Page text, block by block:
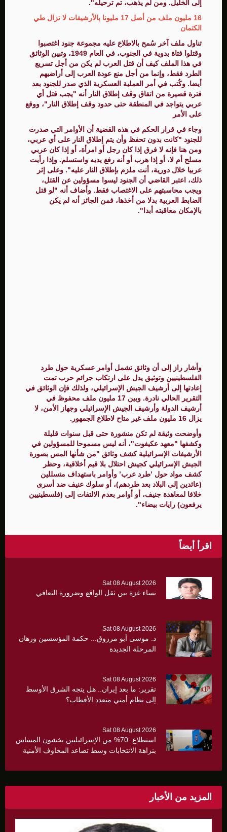
إلى الخليل. ومن لم يذهب، تم ترحيله".
16 مليون ملف من أصل 17 مليونا بالأرشيفات لا تزال طي
الكتمان
تناول ملف آخر سُمح بالاطلاع عليه مجموعة جنود اغتصبوا
وقتلوا فتاة بدوية في الجنوب، في العام 1949، وتبين الوثائق
في هذا الملف كيف أن قتل العرب لم يكن من أجل تسريع
الطرد فقط، وإنما من أجل منع عودة العرب إلى أراضيهم
أيضا. وكُتب في أمر العملية العسكرية الذي صدر للجنود بعد
فترة قصيرة من اتفاق وقف إطلاق النار أنه "يجب قتل أي
عربي يتواجد في المنطقة حتى حدود وقف إطلاق النار"، ووقع
على الأمر
وجاء في قرار الحكم في هذه القضية أن الأوامر التي صدرت
للجنود "كانت بدون تحفظ وأن يتم إطلاق النار على أي عربي،
ومن هنا فإنه لا فرق إذا كان رجل أو امرأة، أو إذا كان عربي
مسلح أم لا، أو إذا هرب أو أنه رفع يديه واستسلم. وإذا رأيت
عربيا خلال دورية، أنت ملزم بإطلاق النار عليه". وعلى إثر
ذلك، اعتبر القاضي أن الجنود ليسوا مسؤولين عن القتل،
ويجب محاسبتهم على الاغتصاب فقط. وأضاف أنه "لو قتل
الضابط العربية بدلا من أخذها، فمن الجائز أنه لم يكن
بالإمكان معاقبته أبدا".
وأشار راز إلى أن وثائق تشمل أوامر عسكرية حول طرد
الفلسطينيين وتوثيق يدل على ارتكاب جرائم حرب تمت
إعادتها إلى أرشيف الجيش الإسرائيلي، ولذلك فإن الوثائق في
التقرير الحالي نادرة. وبين 17 مليون ملف محفوظ في
أرشيف الدولة وأرشيف الجيش الإسرائيلي وجهاز الأمن، لا
يزال 16 مليون ملف غير متاح لاطلاع الجمهور.
وأوضحت وثيقة لم تكن منشورة حتى قبل سنوات قليلة
وكشفها "معهد عكيفوت"، أنه ليس مسموحا للمسؤولين في
الأرشيفات الإسرائيلية كشف وثائق "من شأنها المس بصورة
الجيش الإسرائيلي كجيش احتلال بلا قيم أخلاقية، وحظر
كشف مواد حول ’طرد عرب’ وأوامر باستهداف متسللين
(عائدين إلى البلاد بعد طردهم)، أو سلوك عنيف ضد أسرى
خلافا لمعاهدة جنيف، أو أوامر بعدم الالتفات إلى (فلسطينيين
يرفعون) رايات بيضاء".
اقرأ أيضاً
Sat 08 August 2026
نساء غزة بين ثقل الواقع وضرورة التعافي
Sat 08 August 2026
د. موسى أبو مرزوق... حكمة المؤسسين ورهان
المرحلة الجديدة
Sat 08 August 2026
تقرير: ما بعد إيران.. هل يتجه الشرق الأوسط
إلى نظام أمني متعدد الأقطاب؟
Sat 08 August 2026
استطلاع: 70% من الإسرائيليين يخشون المساس
بنزاهة الانتخابات وسط تصاعد المخاوف الأمنية
المزيد من الأخبار